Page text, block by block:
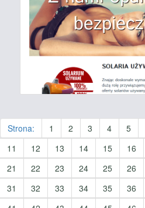
Strona: 1 2 3 4 5
11
12 13 14 15 16
21
22 23 24 25 26
31
32 33 34 35 36